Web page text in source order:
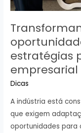
estratégias
empresarial
Dicas
A indústria está
que exigem
oportunidades para